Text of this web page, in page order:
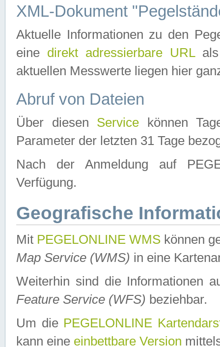
XML-Dokument
Aktuelle Informationen zu den
eine direkt adressierbare URLals
aktuellen Messwerte liegen hier
Abruf von Dateien
Über diesen Service können
Parameter der letzten 31 Tage
Nach der Anmeldung auf
Verfügung.
Geografische
Mit PEGELONLINE WMS können
Map Service (WMS) in eine
Weiterhin sind die Informationen
Feature Service (WFS) beziehbar.
Um die PEGELONLINE
kann eine einbettbare Version